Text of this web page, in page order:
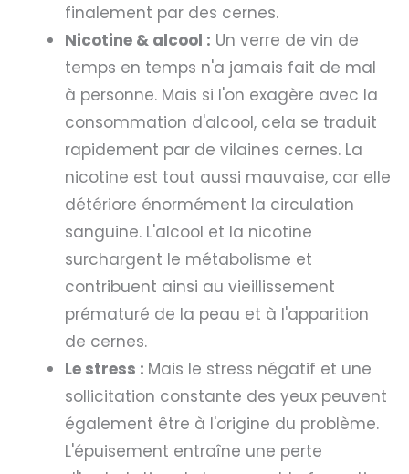
finalement par des cernes.
Nicotine & alcool : Un verre de vin de
temps en temps n'a jamais fait de mal
à personne. Mais si l'on exagère avec la
consommation d'alcool, cela se traduit
rapidement par de vilaines cernes. La
nicotine est tout aussi mauvaise, car elle
détériore énormément la circulation
sanguine. L'alcool et la nicotine
surchargent le métabolisme et
contribuent ainsi au vieillissement
prématuré de la peau et à l'apparition
de cernes.
Le stress : Mais le stress négatif et une
sollicitation constante des yeux peuvent
également être à l'origine du problème.
L'épuisement entraîne une perte